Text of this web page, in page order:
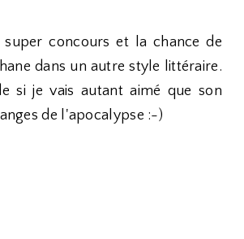
concours et la chance de
dans un autre style littéraire.
si je vais autant aimé que son
de l'apocalypse :-)